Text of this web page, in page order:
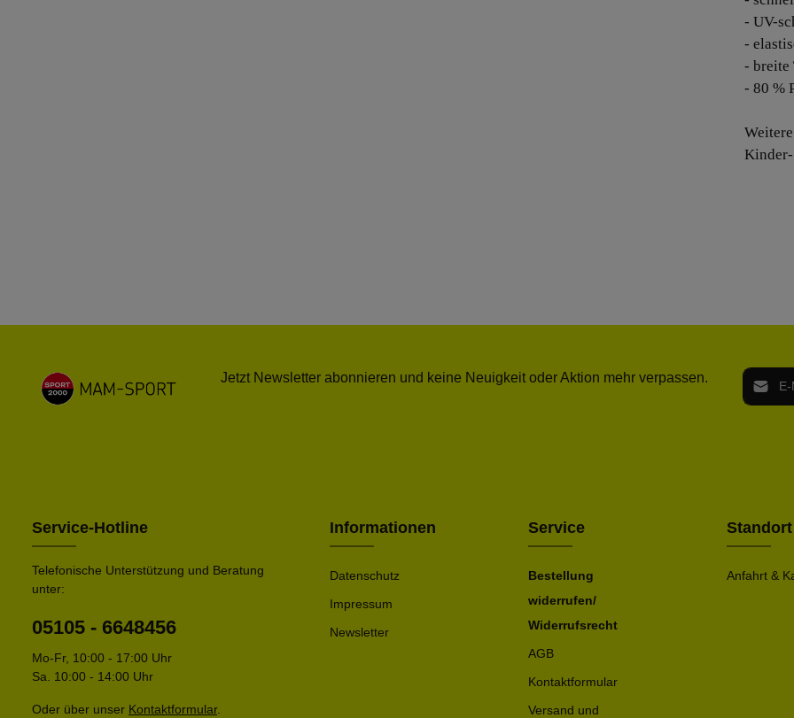
- UV-
-
- breite
- 80 %
Jetzt Newsletter abonnieren und keine Neuigkeit oder Aktion mehr verpassen. E-Mail-
Service-Hotline
Telefonische Unterstützung und Beratung
unter:
05105 - 6648456
Mo-Fr, 10:00 - 17:00 Uhr
Sa. 10:00 - 14:00 Uhr
Oder über unser Kontaktformular.
Informationen
Datenschutz
Impressum
Newsletter
Service
Bestellung
widerrufen/
Widerrufsrecht
AGB
Kontaktformular
Versand und
Standort
Anfahrt &